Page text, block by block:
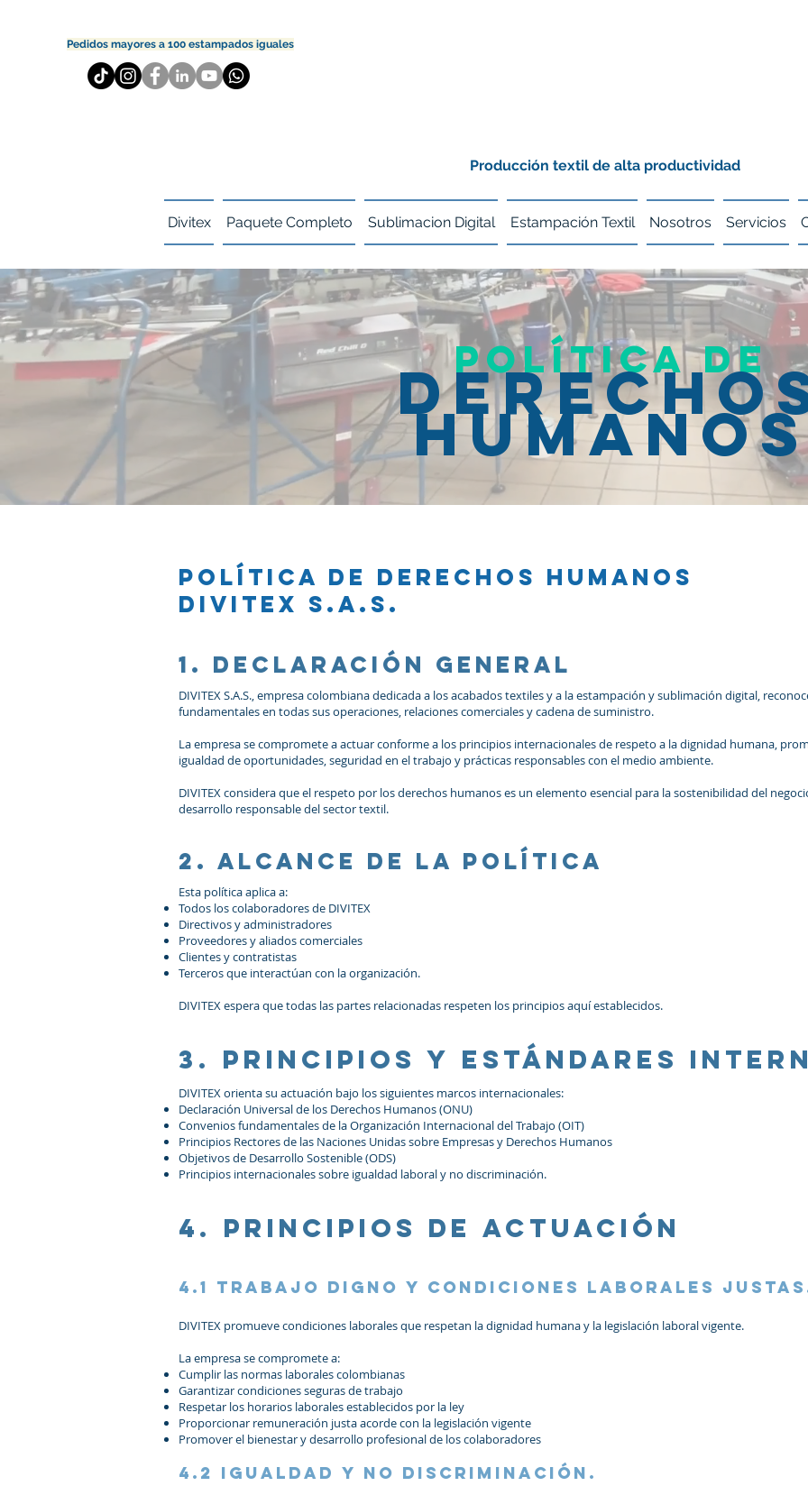
Pedidos mayores a 100 estampados iguales
Producción textil de alta productividad
Divitex Paquete Completo Sublimacion Digital Estampación Textil Nosotros Servicios
Política de
POLÍTICA DE DERECHOS HUMANOS
DIVITEX S.A.S.
1. Declaración general
DIVITEX S.A.S., empresa colombiana dedicada a los acabados textiles y a la estampación y sublimación digital,
fundamentales en todas sus operaciones, relaciones comerciales y cadena de suministro.
La empresa se compromete a actuar conforme a los principios internacionales de respeto a la dignidad humana,
igualdad de oportunidades, seguridad en el trabajo y prácticas responsables con el medio ambiente.
DIVITEX considera que el respeto por los derechos humanos es un elemento esencial para la sostenibilidad del
desarrollo responsable del sector textil.
2. Alcance de la política
Esta política aplica a:
Todos los colaboradores de DIVITEX
Directivos y administradores
Proveedores y aliados comerciales
Clientes y contratistas
Terceros que interactúan con la organización.
DIVITEX espera que todas las partes relacionadas respeten los principios aquí establecidos.
3. Principios y estándares
DIVITEX orienta su actuación bajo los siguientes marcos internacionales:
Declaración Universal de los Derechos Humanos (ONU)
Convenios fundamentales de la Organización Internacional del Trabajo (OIT)
Principios Rectores de las Naciones Unidas sobre Empresas y Derechos Humanos
Objetivos de Desarrollo Sostenible (ODS)
Principios internacionales sobre igualdad laboral y no discriminación.
4. Principios de actuación
4.1 Trabajo digno y condiciones laborales
DIVITEX promueve condiciones laborales que respetan la dignidad humana y la legislación laboral vigente.
La empresa se compromete a:
Cumplir las normas laborales colombianas
Garantizar condiciones seguras de trabajo
Respetar los horarios laborales establecidos por la ley
Proporcionar remuneración justa acorde con la legislación vigente
Promover el bienestar y desarrollo profesional de los colaboradores
4.2 Igualdad y no discriminación.